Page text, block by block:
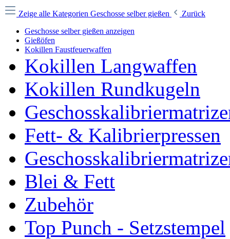
Zeige alle Kategorien Geschosse selber gießen
Zurück
Geschosse selber gießen anzeigen
Gießöfen
Kokillen Faustfeuerwaffen
Kokillen Langwaffen
Kokillen Rundkugeln
Fett- & Kalibrierpressen
Blei & Fett
Zubehör
Top Punch - Setzstempel